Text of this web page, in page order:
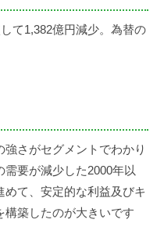
て1,382億円減少。為替の
さがセグメントでわかり
要が減少した2000年以
て、安定的な利益及びキ
構築したのが大きいです